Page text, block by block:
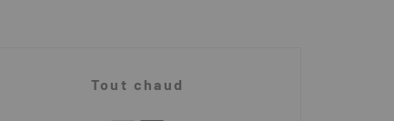
Tout chaud